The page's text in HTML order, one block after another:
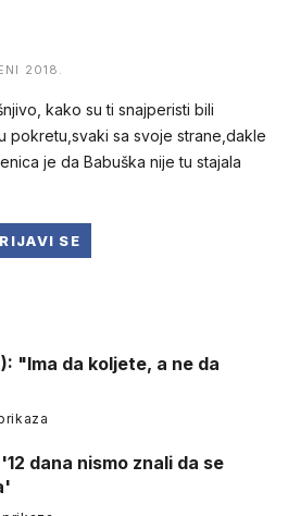
2018.
kako su ti snajperisti bili
pokretu,svaki sa svoje strane,dakle
je da Babuška nije tu stajala
SE
"Ima da koljete, a ne da
dana nismo znali da se